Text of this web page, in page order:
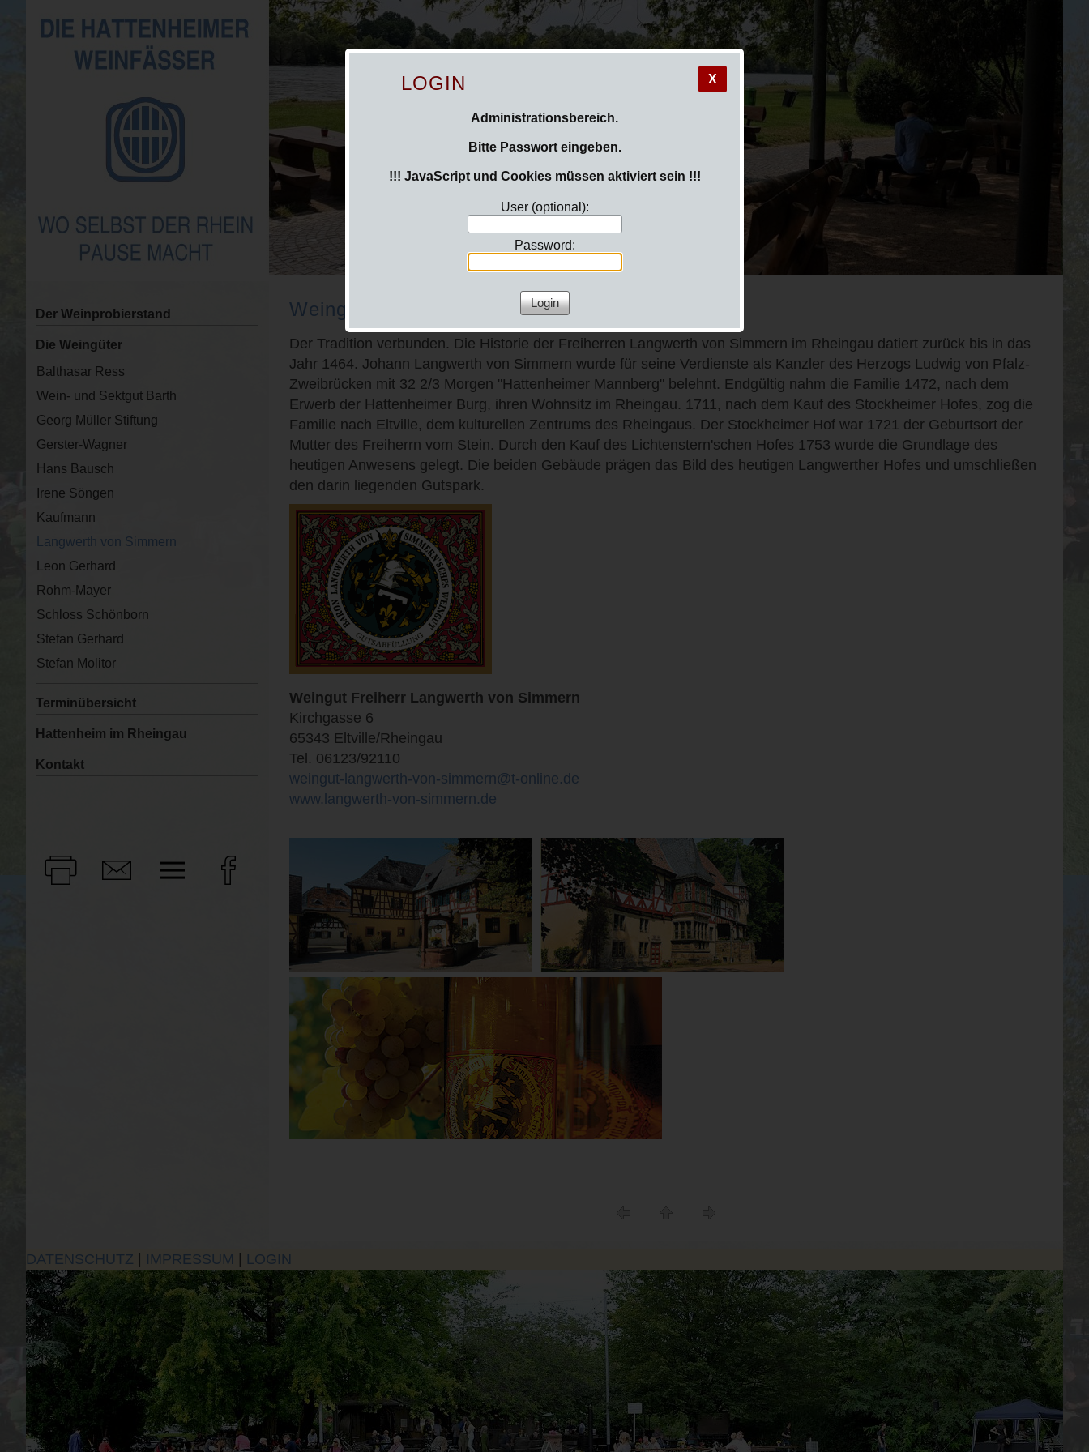
X
LOGIN
Administrationsbereich.
Bitte Passwort eingeben.
!!! JavaScript und Cookies müssen aktiviert sein !!!
User (optional):
Password:
Weingut Langwerth von Simmern
Der Tradition verbunden. Die Historie der Freiherren Langwerth von Simmern im Rheingau datiert zurück bis in das
Jahr 1464. Johann Langwerth von Simmern wurde für seine Verdienste als Kanzler des Herzogs Ludwig von Pfalz-
Zweibrücken mit 32 2/3 Morgen "Hattenheimer Mannberg" belehnt. Endgültig nahm die Familie 1472, nach dem
Erwerb der Hattenheimer Burg, ihren Wohnsitz im Rheingau. 1711, nach dem Kauf des Stockheimer Hofes, zog die
Familie nach Eltville, dem kulturellen Zentrums des Rheingaus. Der Stockheimer Hof war 1721 der Geburtsort der
Mutter des Freiherrn vom Stein. Durch den Kauf des Lichtenstern'schen Hofes 1753 wurde die Grundlage des
heutigen Anwesens gelegt. Die beiden Gebäude prägen das Bild des heutigen Langwerther Hofes und umschließen
den darin liegenden Gutspark.
Weingut Freiherr Langwerth von Simmern
Kirchgasse 6
65343 Eltville/Rheingau
Tel. 06123/92110
weingut-langwerth-von-simmern@t-online.de
www.langwerth-von-simmern.de
Der Weinprobierstand
Die Weingüter
Balthasar Ress
Wein- und Sektgut Barth
Georg Müller Stiftung
Gerster-Wagner
Hans Bausch
Irene Söngen
Kaufmann
Langwerth von Simmern
Leon Gerhard
Rohm-Mayer
Schloss Schönborn
Stefan Gerhard
Stefan Molitor
Terminübersicht
Hattenheim im Rheingau
Kontakt
DATENSCHUTZ IMPRESSUM LOGIN